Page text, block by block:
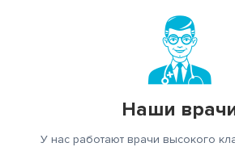
Наши
У нас работают врачи высокого